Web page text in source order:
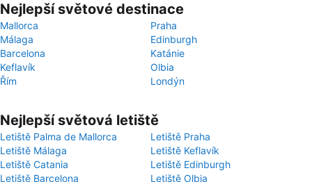
Nejlepší světové destinace
Mallorca
Praha
Málaga
Edinburgh
Barcelona
Katánie
Keflavík
Olbia
Řím
Londýn
Nejlepší světová letiště
Letiště Palma de Mallorca
Letiště Praha
Letiště Málaga
Letiště Keflavík
Letiště Catania
Letiště Edinburgh
Letiště Barcelona
Letiště Olbia